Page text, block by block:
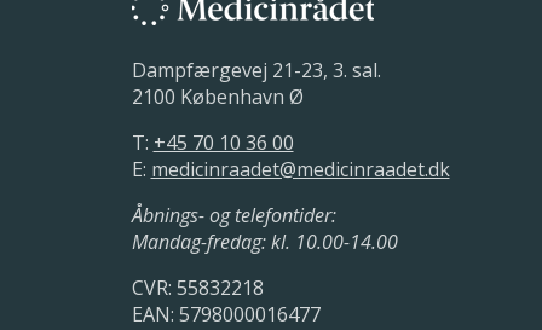
Dampfærgevej 21-23, 3. sal.
2100 København Ø
T: +45 70 10 36 00
E: medicinraadet@medicinraadet.dk
Åbnings- og telefontider:
Mandag-fredag: kl. 10.00-14.00
CVR: 55832218
EAN: 5798000016477